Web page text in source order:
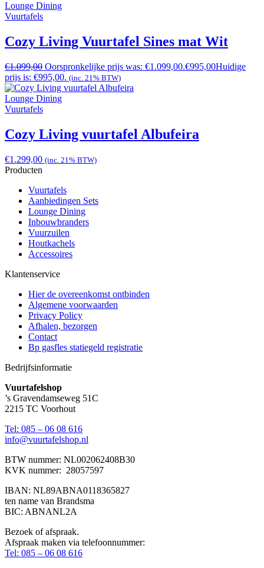
Lounge Dining
Vuurtafels
Cozy Living Vuurtafel Sines mat Wit
€1.099,00 Oorspronkelijke prijs was: €1.099,00.€995,00Huidige
prijs is: €995,00. (inc. 21% BTW)
Lounge Dining
Vuurtafels
Cozy Living vuurtafel Albufeira
€1.299,00 (inc. 21% BTW)
Producten
Vuurtafels
Aanbiedingen Sets
Lounge Dining
Inbouwbranders
Vuurzuilen
Houtkachels
Accessoires
Klantenservice
Hier de overeenkomst ontbinden
Algemene voorwaarden
Privacy Policy
Afhalen, bezorgen
Contact
Bp gasfles statiegeld registratie
Bedrijfsinformatie
Vuurtafelshop
’s Gravendamseweg 51C
2215 TC Voorhout
Tel: 085 – 06 08 616
info@vuurtafelshop.nl
BTW nummer: NL002062408B30
KVK nummer: 28057597
IBAN: NL89ABNA0118365827
ten name van Brandsma
BIC: ABNANL2A
Bezoek of afspraak.
Afspraak maken via telefoonnummer:
Tel: 085 – 06 08 616